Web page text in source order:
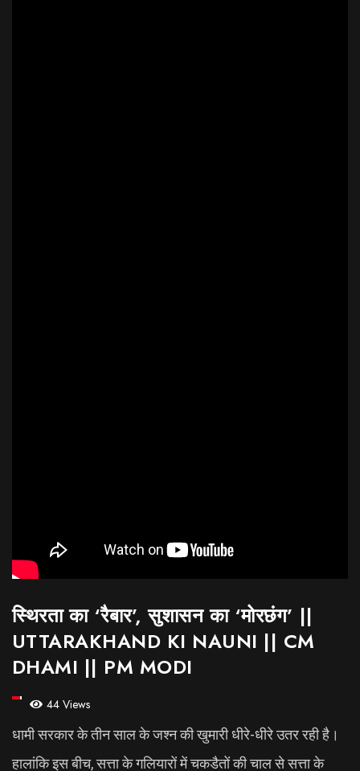
स्थिरता का ‘रैबार’, सुशासन का ‘मोरछंग’ ||
UTTARAKHAND KI NAUNI || CM
DHAMI || PM MODI
44 Views
धामी सरकार के तीन साल के जश्न की खुमारी धीरे-धीरे उतर रही है।
हालांकि इस बीच, सत्ता के गलियारों में चकडैतों की चाल से सत्ता के